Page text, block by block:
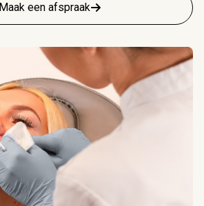
Maak een afspraak